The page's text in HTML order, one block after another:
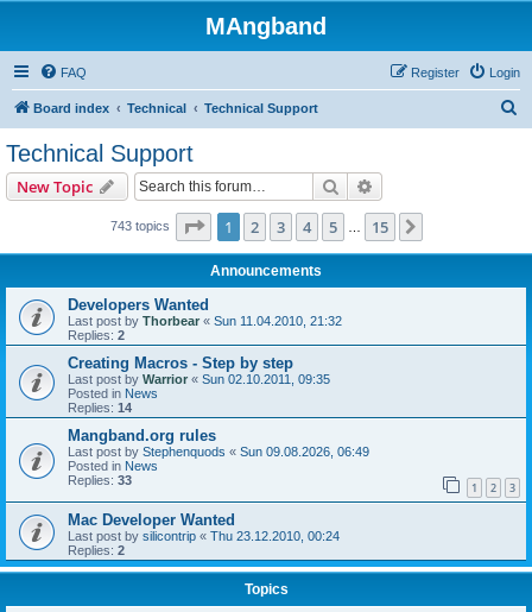
MAngband
FAQ Login
Register
Board index Technical Technical Support
Technical Support
New Topic Search
743 topics Page 1of 15
1 2 3 4 5 15
Announcements
Developers Wanted
Last post by Thorbear « Sun 11.04.2010, 21:32
Replies: 2
Creating Macros - Step by step
Last post by Warrior « Sun 02.10.2011, 09:35
Posted in News
Replies: 14
Mangband.org rules
Last post by Stephenquods « Sun 09.08.2026, 06:49
Posted in News
Replies: 33 1 2 3
Mac Developer Wanted
Last post by silicontrip « Thu 23.12.2010, 00:24
Replies: 2
Topics